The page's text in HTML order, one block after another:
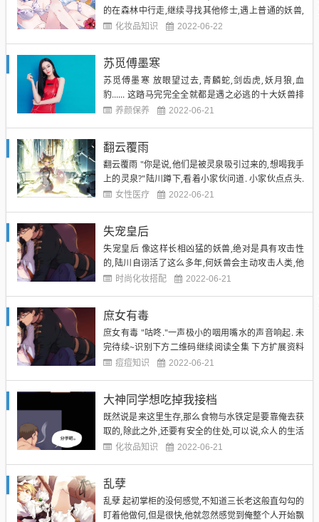
的在森林中行走,继续寻找其他修士,遇上普通的妖兽,
众人也不含糊,直接合力将其击杀. 他们就是这样在生
大大的网上,不知道是陷入昏迷,还是睡着了. "呃啊...
化妆品知识 2022-06-22
苏觅傅墨寒
苏觅傅墨寒 放眼望过去,青麟蛇,剑齿虎,妖月狼,血
豹...... 这踏马完完全全就都是遇之必逃的十大妖兽排
行榜上的妖兽啊!我问你,就这些妖兽,随便遇上一个众
了陆川那也得先逃之夭夭. 苏觅傅墨寒 ...
养颜保养 2022-06-21
翻云覆雨
翻云覆雨 "你是说,他们是被灵泉吸引过来的,想喝我手
上的灵泉?"陆川蹲下,看着小家伙问道. 小家伙点点头.
看了看周围妖兽,发现它们的眼神果然集中在俺手中的
为何,灵泉对这里所有的妖兽都具有极大吸引力?...
女性医疗 2022-06-21
失宠皇后
失宠皇后 像这样长相凶猛的妖兽,绝对是具有攻击性
的,陆川自诩活了这么多年,何妖兽会主动攻击人类,他
光看样子就可以大概的猜测出来,而且结果也绝对是**
一定一定会是那种主动攻击人类的妖兽! 陆川可以肯
定...
时尚化妆搭配 2022-06-21
庶女有毒
庶女有毒 "咕咚."一声极小的咽用嘴水的声音响起. 未
完待续~识别下方二维码继续阅读全集 下方扩展资料
陆川一怔,一扭头,发现竟然是那一直跟随俺的小家伙发
点着. 陆川一撇嘴,然后掰下兔腿的部分放...
痘痘知识 2022-06-21
大神同学想吃掉我接档
既然说是来这里生存,那么食物与水铁定是要靠俺去获
取的,除此之外,还要有安全的住处,可以说,众人的生活
过的十分不易. 实力强一点,运气好一点的,还可以偶尔
"滋滋"密林中,一阵烧烤的声音响起. 陆川优哉...
化妆品知识 2022-06-21
乱孽
乱孽 起初掌柜的没何感觉,不知道三长老这般直勾勾的
盯着他做何,但是很快,他就忽然感觉到俺整个人开始飘